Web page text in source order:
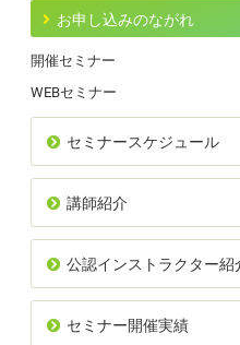
お申し込みのながれ
開催セミナー
WEBセミナー
セミナースケジュール
講師紹介
公認インストラクター紹
セミナー開催実績